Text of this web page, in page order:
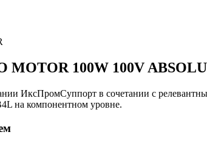
MOTOR 100W 100V
ИксПромСуппорт в сочетании с
на компонентном уровне.